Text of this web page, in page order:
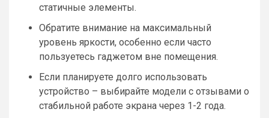
статичные элементы.
Обратите внимание на максимальный
уровень яркости, особенно если часто
пользуетесь гаджетом вне помещения.
Если планируете долго использовать
устройство – выбирайте модели с отзывами о
стабильной работе экрана через 1-2 года.